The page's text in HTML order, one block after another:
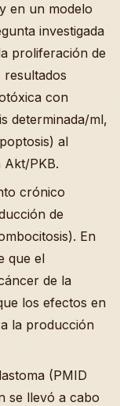
en un modelo
investigada
proliferación de
resultados
con
determinada/ml,
al
Akt/PKB.
crónico
de
En
que el
de la
los efectos en
la producción
(PMID
se llevó a cabo